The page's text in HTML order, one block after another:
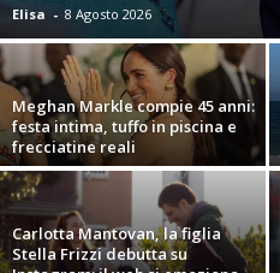
Elisa - 8 Agosto 2026
Meghan Markle compie 45 anni:
festa intima, tuffo in piscina e
frecciatine reali
Carlotta Mantovan, la figlia
Stella Frizzi debutta su